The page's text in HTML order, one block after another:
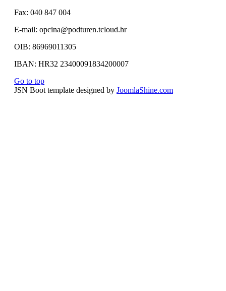
Fax: 040 847 004
E-mail: opcina@podturen.tcloud.hr
OIB: 86969011305
IBAN: HR32 23400091834200007
Go to top
JSN Boot template designed by JoomlaShine.com